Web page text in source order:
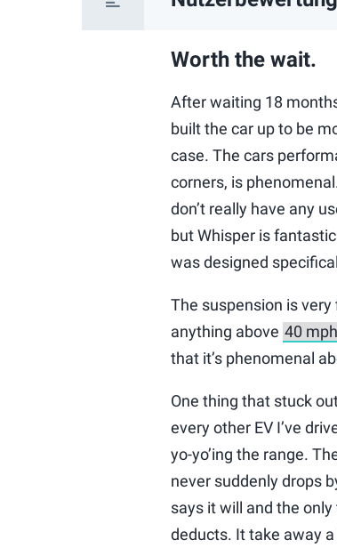
Worth the wait.
After waiting 18
built the car up to be
case. The cars
corners, is
don’t really have any
but Whisper is
was designed
The suspension is very
anything above
that it’s phenomenal
One thing that stuck
every other EV I’ve
yo-yo’ing the range.
never suddenly drops
says it will and the
deducts. It take away